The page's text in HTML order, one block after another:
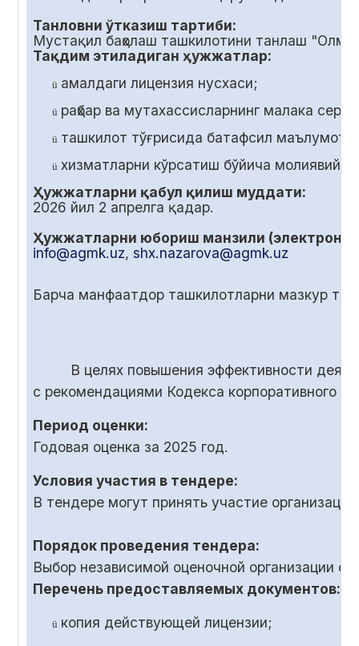
Танловни ўтказиш тартиби:
Мустақил баҳолаш ташкилотини танлаш
Тақдим этиладиган ҳужжатлар:
ü амалдаги лицензия нусхаси;
ü раҳбар ва мутахассисларнинг малака
ü ташкилот тўғрисида батафсил маълумот;
ü хизматларни кўрсатиш бўйича молиявий
Ҳужжатларни қабул қилиш муддати:
2026 йил 2 апрелга қадар.
Ҳужжатларни юбориш манзили (электрон
info@agmk.uz, shx.nazarova@agmk.uz
Барча манфаатдор ташкилотларни мазкур
В целях повышения эффективности
с рекомендациями Кодекса корпоративного
Период оценки:
Годовая оценка за 2025 год.
Условия участия в тендере:
В тендере могут принять участие
Порядок проведения тендера:
Выбор независимой оценочной организации
Перечень предоставляемых документов:
ü копия действующей лицензии;